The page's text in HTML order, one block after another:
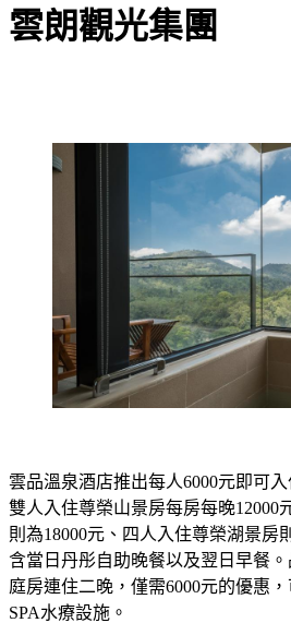
雲朗觀光集團
雲品溫泉酒店推出每人6000元即可
雙人入住尊榮山景房每房每晚12000
則為18000元、四人入住尊榮湖景房
含當日丹彤自助晚餐以及翌日早餐
庭房連住二晚，僅需6000元的優惠
SPA水療設施。